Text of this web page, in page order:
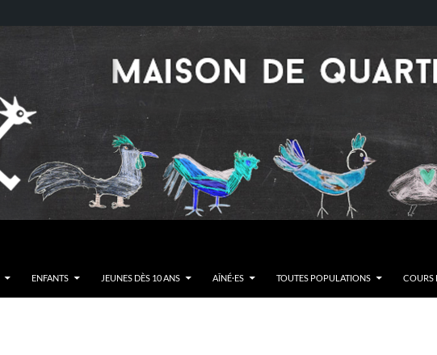
ENFANTS JEUNES DÈS 10 ANS AÎNÉ·ES TOUTES POPULATIONS COURS